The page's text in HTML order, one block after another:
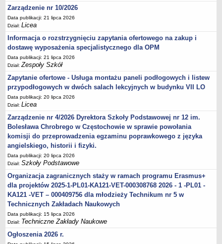
Zarządzenie nr 10/2026
Data publikacji: 21 lipca 2026
Dział:Licea
Informacja o rozstrzygnięciu zapytania ofertowego na zakup i
dostawę wyposażenia specjalistycznego dla OPM
Data publikacji: 21 lipca 2026
Dział:Zespoły Szkół
Zapytanie ofertowe - Usługa montażu paneli podłogowych i listew
przypodłogowych w dwóch salach lekcyjnych w budynku VII LO
Data publikacji: 20 lipca 2026
Dział:Licea
Zarządzenie nr 4/2026 Dyrektora Szkoły Podstawowej nr 12 im.
Bolesława Chrobrego w Częstochowie w sprawie powołania
komisji do przeprowadzenia egzaminu poprawkowego z języka
angielskiego, historii i fizyki.
Data publikacji: 20 lipca 2026
Dział:Szkoły Podstawowe
Organizacja zagranicznych staży w ramach programu Erasmus+
dla projektów 2025-1-PL01-KA121-VET-000308768 2026 - 1 -PL01 -
KA121 -VET – 000409756 dla młodzieży Technikum nr 5 w
Technicznych Zakładach Naukowych
Data publikacji: 15 lipca 2026
Dział: Techniczne Zakłady Naukowe
Ogłoszenia 2026 r.